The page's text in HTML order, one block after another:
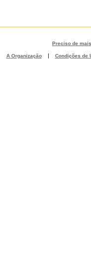
Preciso de
A Organização | Condições de